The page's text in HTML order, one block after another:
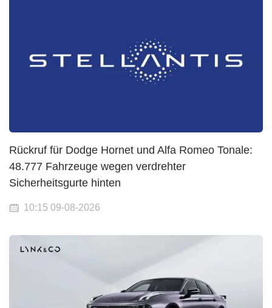
Rückruf für Dodge Hornet und Alfa Romeo Tonale:
48.777 Fahrzeuge wegen verdrehter
Sicherheitsgurte hinten
10:15 09-08-2026